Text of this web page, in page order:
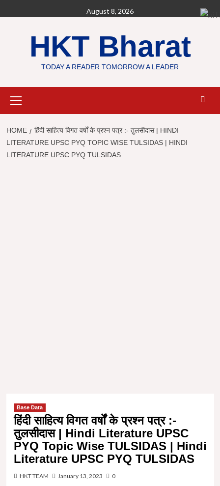
to
August 8, 2026
HKT Bharat
TODAY A READER TOMORROW A LEADER
Menu
HOME
हिंदी साहित्य विगत वर्षों के प्रश्न पत्र :- तुलसीदास | HINDI
LITERATURE UPSC PYQ TOPIC WISE TULSIDAS | HINDI
LITERATURE UPSC PYQ TULSIDAS
Base Data
हिंदी साहित्य विगत वर्षों के प्रश्न पत्र :-
तुलसीदास | Hindi Literature UPSC
PYQ Topic Wise TULSIDAS | Hindi
Literature UPSC PYQ TULSIDAS
HKT TEAM January 13, 2023 0